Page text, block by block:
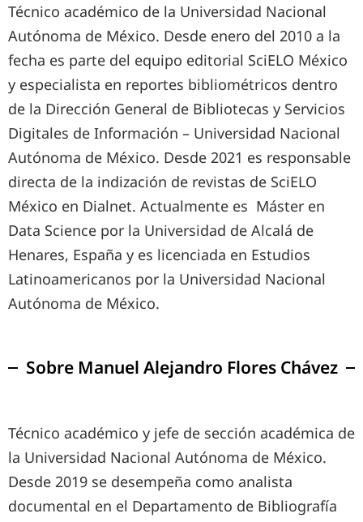
Técnico académico de la Universidad Nacional
Autónoma de México. Desde enero del 2010 a la
fecha es parte del equipo editorial SciELO México
y especialista en reportes bibliométricos dentro
de la Dirección General de Bibliotecas y Servicios
Digitales de Información – Universidad Nacional
Autónoma de México. Desde 2021 es responsable
directa de la indización de revistas de SciELO
México en Dialnet. Actualmente es Máster en
Data Science por la Universidad de Alcalá de
Henares, España y es licenciada en Estudios
Latinoamericanos por la Universidad Nacional
Autónoma de México.
Sobre Manuel Alejandro Flores Chávez
Técnico académico y jefe de sección académica de
la Universidad Nacional Autónoma de México.
Desde 2019 se desempeña como analista
documental en el Departamento de Bibliografía